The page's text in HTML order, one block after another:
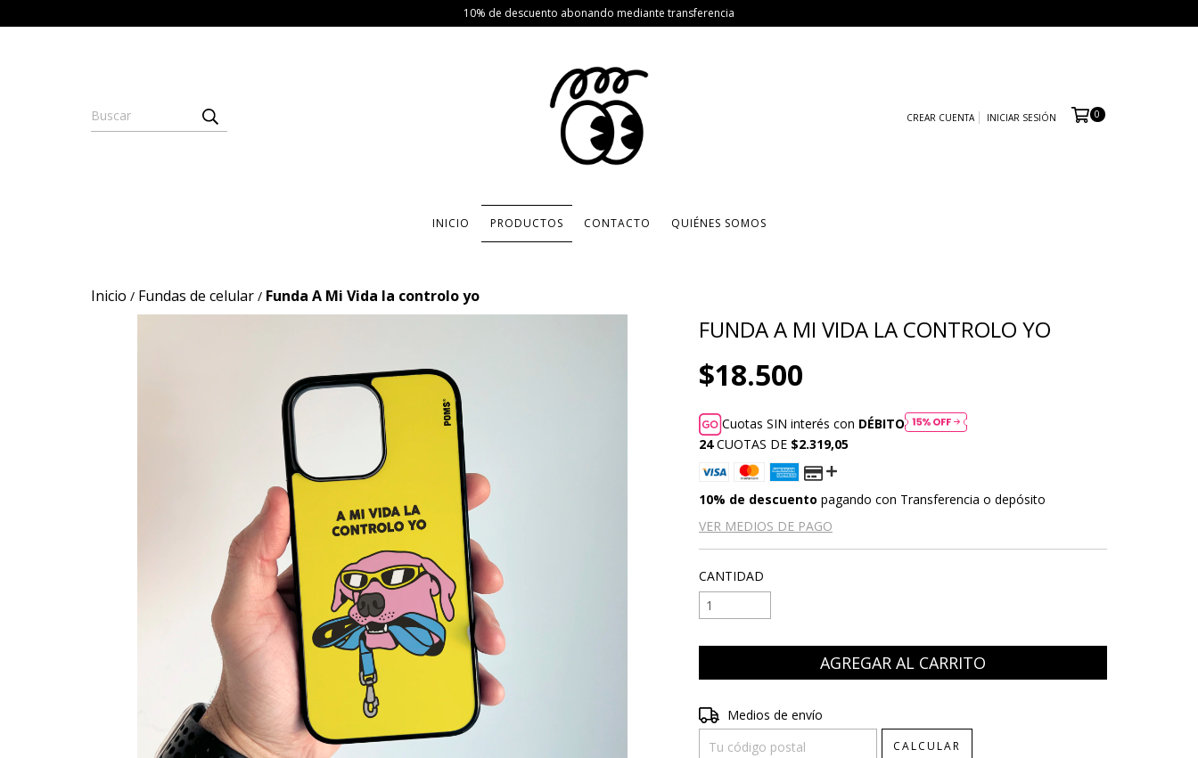
10% de descuento abonando mediante transferencia
CREAR CUENTA INICIAR SESIÓN 0
INICIO PRODUCTOS CONTACTO QUIÉNES SOMOS
Inicio / Fundas de celular / Funda A Mi Vida la controlo yo
FUNDA A MI VIDA LA CONTROLO YO
$18.500
Cuotas SIN interés con DÉBITO
24 CUOTAS DE $2.319,05
10% de descuento pagando con Transferencia o depósito
VER MEDIOS DE PAGO
CANTIDAD
Entregas para el CP:
Medios de envío
CALCULAR